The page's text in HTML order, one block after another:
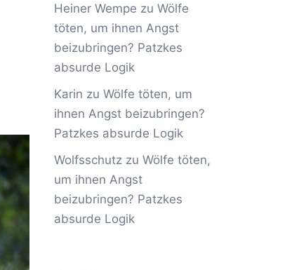
Heiner Wempe zu Wölfe
töten, um ihnen Angst
beizubringen? Patzkes
absurde Logik
Karin zu Wölfe töten, um
ihnen Angst beizubringen?
Patzkes absurde Logik
Wolfsschutzzu Wölfe töten,
um ihnen Angst
beizubringen? Patzkes
absurde Logik